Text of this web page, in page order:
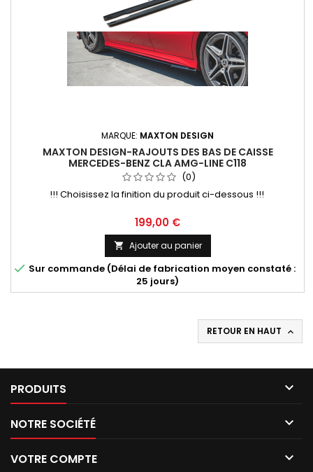
MARQUE: MAXTON DESIGN
MAXTON DESIGN-RAJOUTS DES BAS DE CAISSE
MERCEDES-BENZ CLA AMG-LINE C118
(0)
!!! Choisissez la finition du produit ci-dessous !!!
Prix
199,00 €
 Ajouter au panier
 Sur commande (Délai de fabrication moyen constaté :
25 jours)
RETOUR EN HAUT 
PRODUITS 
NOTRE SOCIÉTÉ 
VOTRE COMPTE 